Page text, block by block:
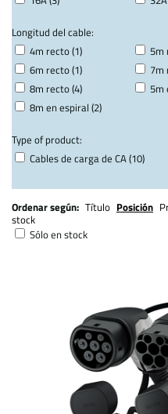
Longitud del cable:
4m recto (1)
5m
6m recto (1)
7m
8m recto (4)
5m
8m en espiral (2)
Type of product:
Cables de carga de CA (10)
Ordenar según: Título Posición
stock
Sólo en stock